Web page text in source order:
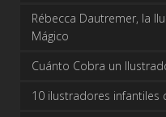
Rébecca Dautremer, la
Mágico
Cuánto Cobra un
10 ilustradores infantiles